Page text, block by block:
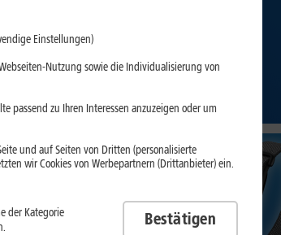
Einstellungen)
Nutzung sowie die Individualisierung von
passend zu Ihren Interessen anzuzeigen oder um
und auf Seiten von Dritten (personalisierte
wir Cookies von Werbepartnern (Drittanbieter) ein.
der Kategorie
Bestätigen